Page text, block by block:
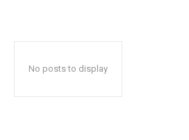
No posts to display